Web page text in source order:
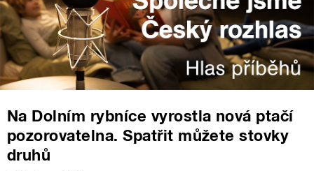
Na Dolním rybníce vyrostla nová ptačí
pozorovatelna. Spatřit můžete stovky
druhů